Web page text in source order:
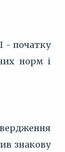
- початку
норм і
знакову